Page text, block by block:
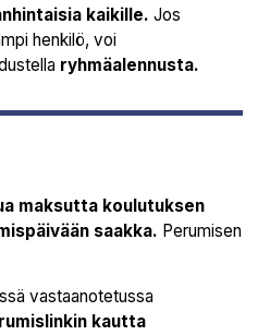
kaikille. Jos
henkilö, voi
ryhmäalennusta.
maksutta koulutuksen
saakka. Perumisen
vastaanotetussa
kautta